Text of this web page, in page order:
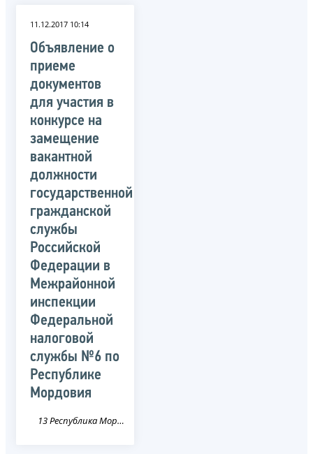
11.12.2017 10:14
Объявление о
приеме
документов
для участия в
конкурсе на
замещение
вакантной
должности
государственной
гражданской
службы
Российской
Федерации в
Межрайонной
инспекции
Федеральной
налоговой
службы №6 по
Республике
Мордовия
13 Республика Мордовия